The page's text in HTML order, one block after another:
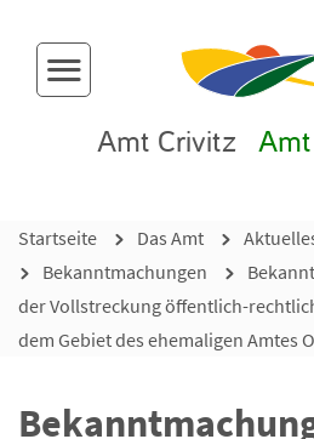
Menü-Button
Amt Crivitz
Startseite Das Amt
Bekanntmachungen
der Vollstreckung öffentlich-
dem Gebiet des ehemaligen Amtes